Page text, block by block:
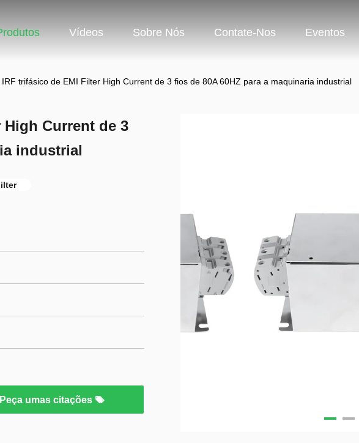
Vídeos Sobre Nós Contate-Nos Eventos
trifásico de EMI Filter High Current de 3 fios de 80A 60HZ para a maquinaria industrial
Current de 3
industrial
Peça umas citações